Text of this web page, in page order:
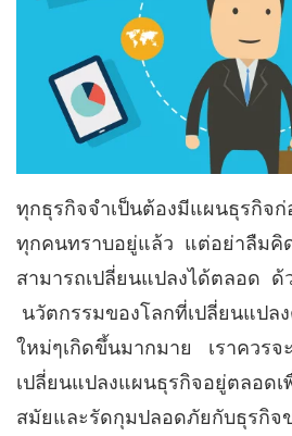
ทุกธุรกิจจำเป็นต้องมีแผนธุรกิจก่
ทุกคนทราบอยู่แล้ว แต่อย่าลืมคิ
สามารถเปลี่ยนแปลงได้ตลอด ด้
นวัตกรรมของโลกที่เปลี่ยนแปล
ใหม่ๆเกิดขึ้นมากมาย เราควรจ
เปลี่ยนแปลงแผนธุรกิจอยู่ตลอด
สมัยและรัดกุมปลอดภัยกับธุรกิจ